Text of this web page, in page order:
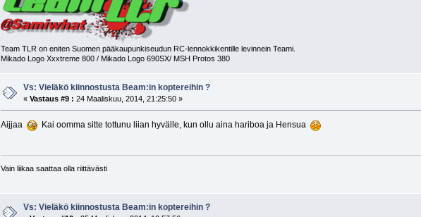
Team TLR on eniten Suomen pääkaupunkiseudun RC-lennokkikentille levinnein Teami.
Mikado Logo Xxxtreme 800 / Mikado Logo 690SX/ MSH Protos 380
Vs: Vieläkö kiinnostusta Beam:in koptereihin ?
«Vastaus #9 : 24 Maaliskuu, 2014, 21:25:50 »
Aijjaa Kai oomma sitte tottunu liian hyvälle, kun ollu aina hariboa ja Hensua
Vain liikaa saattaa olla riittävästi
Vs: Vieläkö kiinnostusta Beam:in koptereihin ?